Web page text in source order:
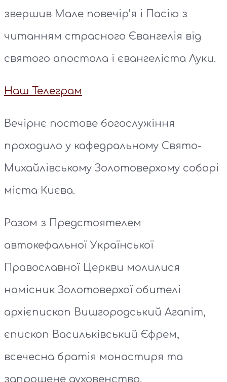
звершив Мале повечір’я і Пасію з
читанням страсного Євангелія від
святого апостола і євангеліста Луки.
Наш Телеграм
Вечірнє постове богослужіння
проходило у кафедральному Свято-
Михайлівському Золотоверхому соборі
міста Києва.
Разом з Предстоятелем
автокефальної Української
Православної Церкви молилися
намісник Золотоверхої обителі
архієпископ Вишгородський Агапіт,
єпископ Васильківський Єфрем,
всечесна братія монастиря та
запрошене духовенство.